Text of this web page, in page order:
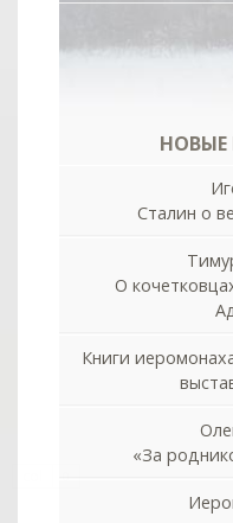
Сталин о
О
Книги
«За